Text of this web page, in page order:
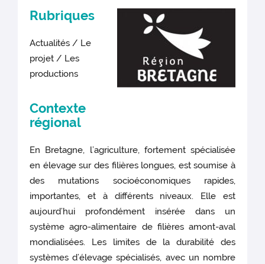
Rubriques
Actualités / Le
projet / Les
productions
Contexte
régional
En Bretagne, l’agriculture, fortement spécialisée
en élevage sur des filières longues, est soumise à
des mutations socioéconomiques rapides,
importantes, et à différents niveaux. Elle est
aujourd’hui profondément insérée dans un
système agro-alimentaire de filières amont-aval
mondialisées. Les limites de la durabilité des
systèmes d’élevage spécialisés, avec un nombre